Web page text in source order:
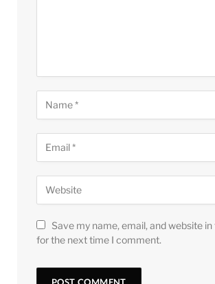
Save my name, email, and website
for the next time I comment.